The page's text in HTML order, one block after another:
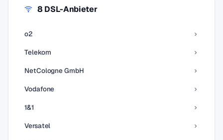
8 DSL-Anbieter
o2
Telekom
NetCologne GmbH
Vodafone
1&1
Versatel